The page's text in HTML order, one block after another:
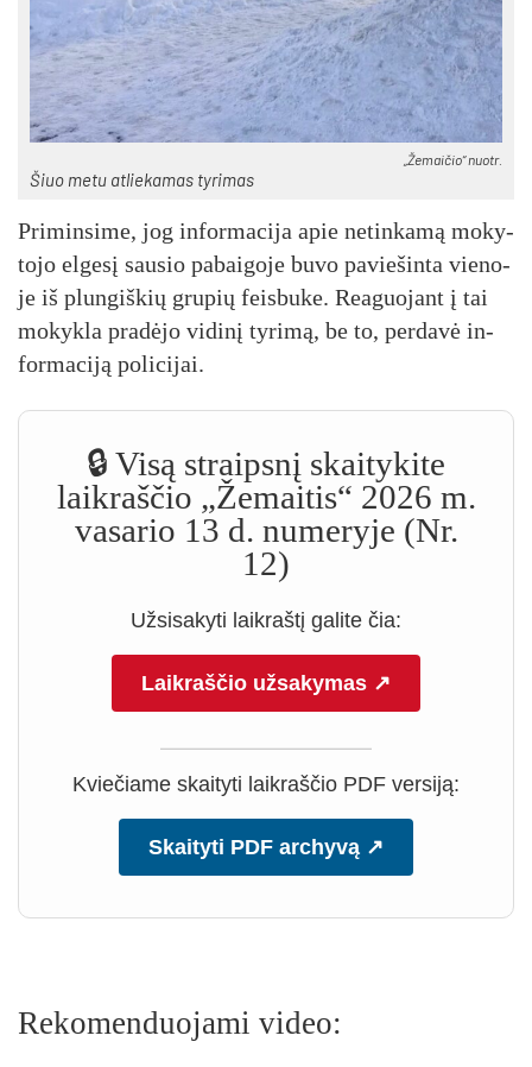
„Žemaičio“ nuotr.
Šiuo me­tu at­lie­ka­mas ty­ri­mas
Pri­min­si­me, jog in­for­ma­ci­ja apie ne­tin­ka­mą mo­ky­
to­jo el­ge­sį sau­sio pa­bai­go­je bu­vo pa­vie­šin­ta vie­no­
je iš plun­giš­kių gru­pių feis­bu­ke. Rea­guo­jant į tai
mo­kyk­la pra­dė­jo vi­di­nį ty­ri­mą, be to, per­da­vė in­
for­ma­ci­ją po­li­ci­jai.
🔒 Visą straipsnį skaitykite
laikraščio „Žemaitis“ 2026 m.
vasario 13 d. numeryje (Nr.
12)
Užsisakyti laikraštį galite čia:
Laikraščio užsakymas ↗
Kviečiame skaityti laikraščio PDF versiją:
Skaityti PDF archyvą ↗
Rekomenduojami video: